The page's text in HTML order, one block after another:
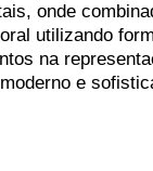
onde
utilizando
na
e